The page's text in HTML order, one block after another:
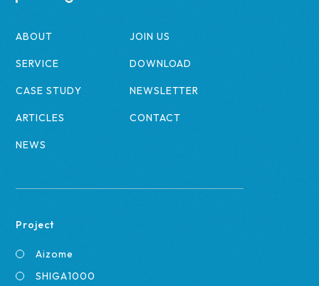
ABOUT JOIN US
SERVICE DOWNLOAD
CASE STUDY NEWSLETTER
ARTICLES CONTACT
NEWS
Project
Aizome
SHIGA1000